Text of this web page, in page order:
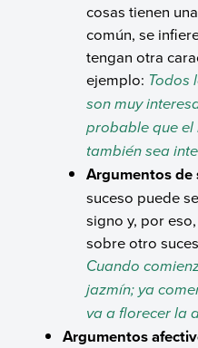
cosas tienen
común, se
tengan otra
ejemplo: Todos
son muy
probable que
también sea
Argumentos de
suceso puede
signo y, por
sobre otro
Cuando
jazmín; ya
va a florecer la
Argumentos